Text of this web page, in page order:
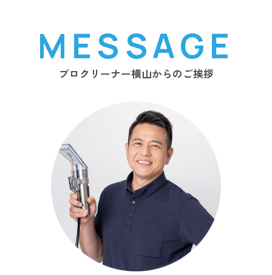
MESSAGE
プロクリーナー横山からのご挨拶